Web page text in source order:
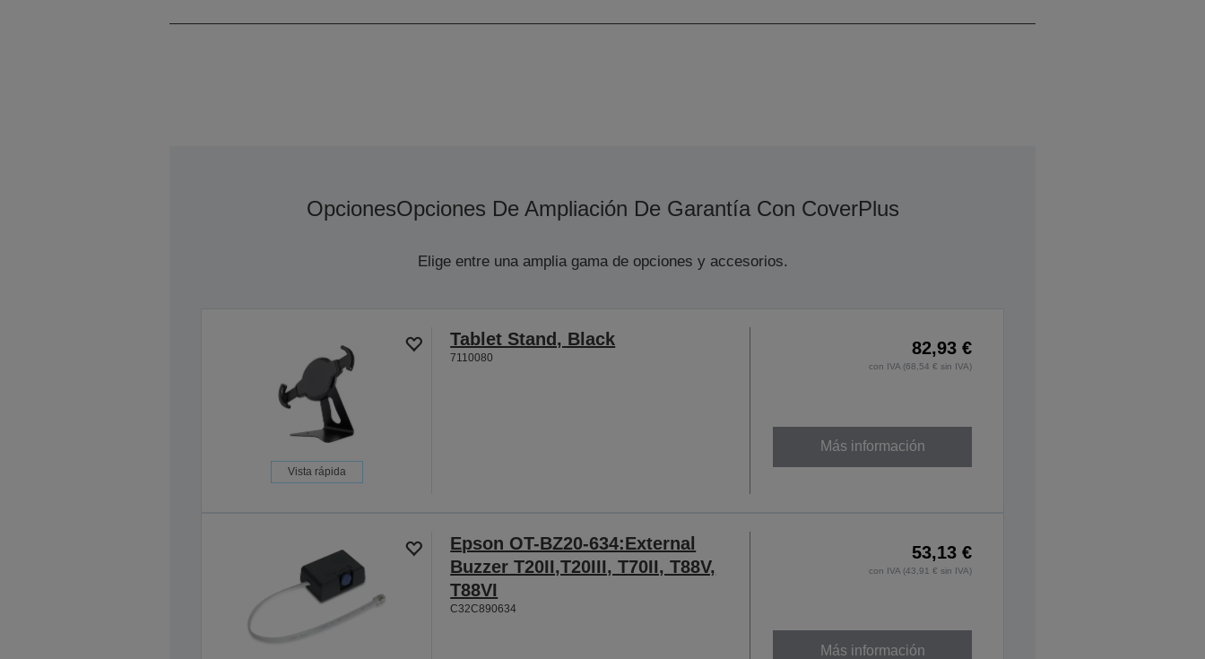
OpcionesOpciones De Ampliación De Garantía Con CoverPlus
Elige entre una amplia gama de opciones y accesorios.
Vista rápida
Tablet Stand, Black
7110080 82,93 €
con IVA (68,54 € sin IVA)
Más información
Epson OT-BZ20-634:External
Buzzer T20II,T20III, T70II, T88V,
T88VI
C32C890634
53,13 €
con IVA (43,91 € sin IVA)
Más información